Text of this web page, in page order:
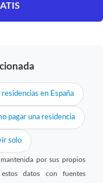
residencias en España
pagar una residencia
solo
por sus propios
estos datos con fuentes